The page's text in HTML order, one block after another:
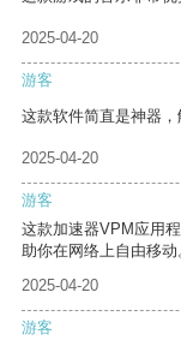
2025-04-20
游客
这款软件简直是神器，
2025-04-20
游客
这款加速器VPM应用
助你在网络上自由移动
2025-04-20
游客